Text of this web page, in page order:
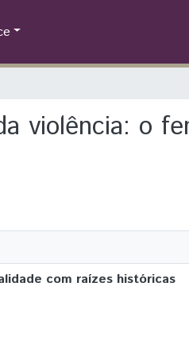
violência: o
com raízes históricas